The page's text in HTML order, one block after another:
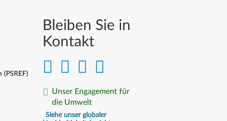
Bleiben Sie in
Kontakt
Unser Engagement für
die Umwelt
Siehe unser globaler